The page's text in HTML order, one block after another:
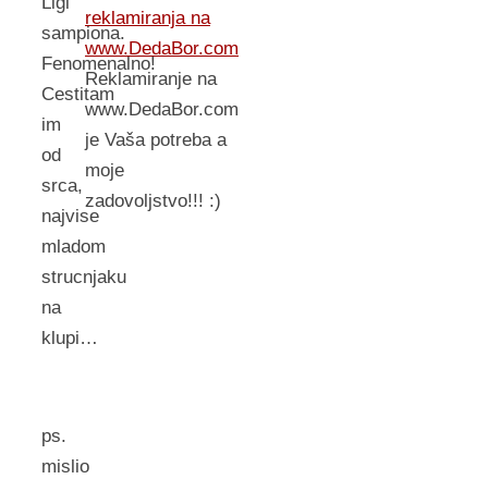
sampiona.
Fenomenalno!
Cestitam
im
od
srca,
najvise
mladom
strucnjaku
na
klupi…
ps.
mislio
reklamiranja na
www.DedaBor.com
Reklamiranje na
www.DedaBor.com
je Vaša potreba a
moje
zadovoljstvo!!! :)